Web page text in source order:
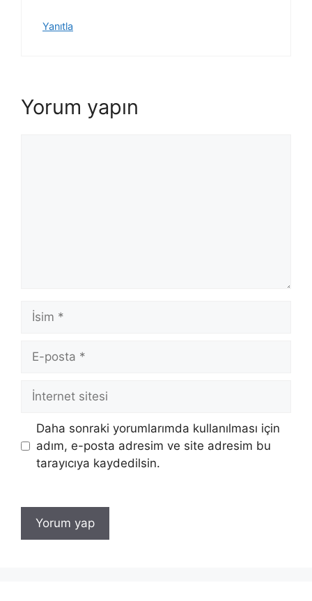
Yanıtla
Yorum yapın
İsim
posta
İnternet
sitesi
Daha sonraki yorumlarımda kullanılması için
adım, e-posta adresim ve site adresim bu
tarayıcıya kaydedilsin.